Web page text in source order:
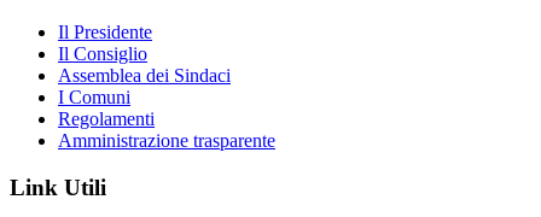
Il Presidente
Il Consiglio
Assemblea dei Sindaci
I Comuni
Regolamenti
Amministrazione trasparente
Link Utili